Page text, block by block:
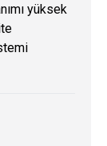
yüksek